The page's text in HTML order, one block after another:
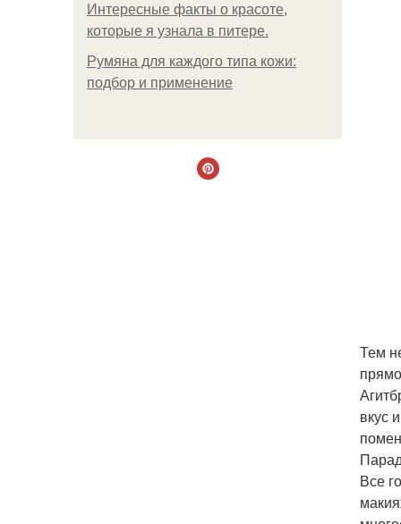
Интересные факты о красоте,
которые я узнала в питере.
Румяна для каждого типа кожи:
подбор и применение
Тем
вкус
Все